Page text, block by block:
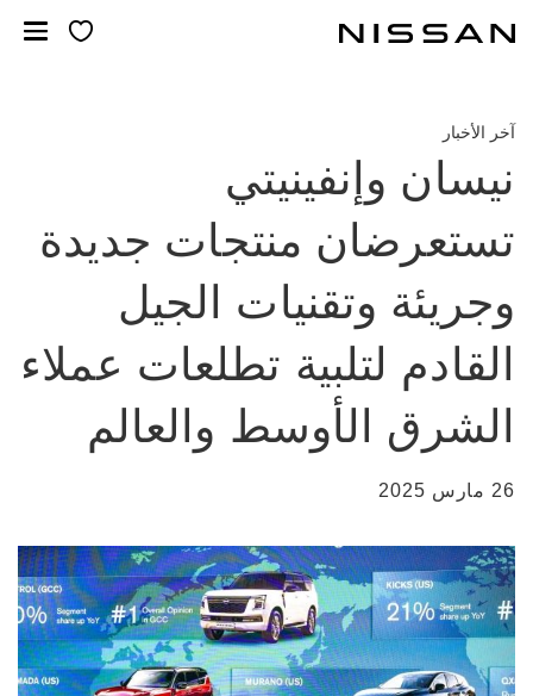
المحتوى
آخر الأخبار
نيسان وإنفينيتي
تستعرضان منتجات جديدة
وجريئة وتقنيات الجيل
القادم لتلبية تطلعات عملاء
الشرق الأوسط والعالم
26 مارس 2025